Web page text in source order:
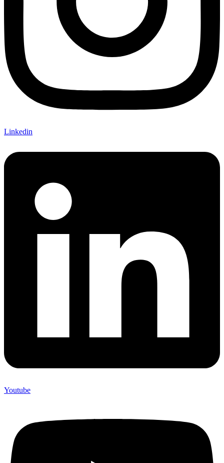
Linkedin
Youtube